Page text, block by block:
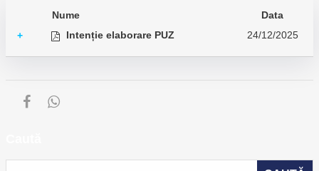
Nume
Data
+
Intenție elaborare PUZ 24/12/2025